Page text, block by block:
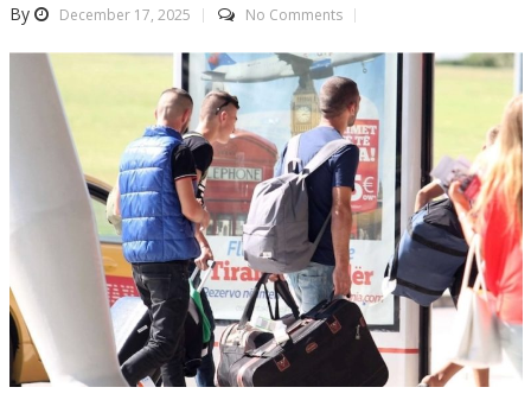
By December 17, 2025 No Comments